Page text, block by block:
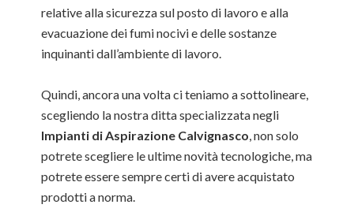
relative alla sicurezza sul posto di lavoro e alla
evacuazione dei fumi nocivi e delle sostanze
inquinanti dall’ambiente di lavoro.
Quindi, ancora una volta ci teniamo a sottolineare,
scegliendo la nostra ditta specializzata negli
Impianti di Aspirazione Calvignasco, non solo
potrete scegliere le ultime novità tecnologiche, ma
potrete essere sempre certi di avere acquistato
prodotti a norma.